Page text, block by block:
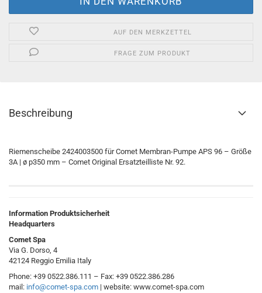
AUF DEN MERKZETTEL
FRAGE ZUM PRODUKT
Beschreibung
Riemenscheibe 2424003500 für Comet Membran-Pumpe APS 96 – Größe
3A | ø p350 mm – Comet Original Ersatzteilliste Nr. 92.
Information Produktsicherheit
Headquarters
Comet Spa
Via G. Dorso, 4
42124 Reggio Emilia Italy
Phone: +39 0522.386.111 – Fax: +39 0522.386.286
mail: info@comet-spa.com | website: www.comet-spa.com